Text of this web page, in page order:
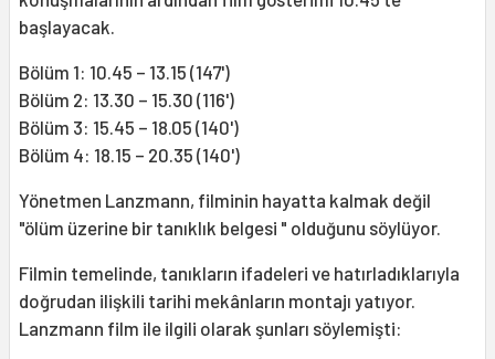
başlayacak.
Bölüm 1: 10.45 – 13.15 (147')
Bölüm 2: 13.30 – 15.30 (116')
Bölüm 3: 15.45 – 18.05 (140')
Bölüm 4: 18.15 – 20.35 (140')
Yönetmen Lanzmann, filminin hayatta kalmak değil
"ölüm üzerine bir tanıklık belgesi " olduğunu söylüyor.
Filmin temelinde, tanıkların ifadeleri ve hatırladıklarıyla
doğrudan ilişkili tarihi mekânların montajı yatıyor.
Lanzmann film ile ilgili olarak şunları söylemişti: